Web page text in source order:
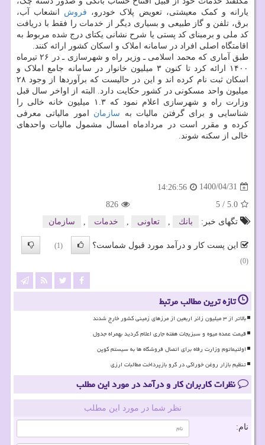
یارانه و کمک معیشتی، تعویض پلاک خودرو، فروش انشعاب آب،
برق، تلفن و گاز طبیعی و بسیاری دیگر از خدمات را فقط با دریافت
کد ملی و برمبنای کد پستی یا شرح نشانی یکتای درج شده مربوط به
اقامتگاه اصلی افراد در سامانه املاک و اسکان کشور ارائه کنند.
طبق آماری که محمد اسلامی ـ وزیر راه و شهرسازی ـ در ۲۶ تیرماه
۱۴۰۰ ارائه کرد تا کنون ۳ میلیون خانوار در سامانه جامع املاک و
اسکان ثبت نام کرده اند و این در حالیست که برآوردها از وجود ۲۸
میلیون واحد مسکونی در کشور حکایت دارد. البته از اواخر سال قبل
وزارت راه و شهرسازی اعلام نمود که ۱.۳ میلیون خانه خالی را
شناسایی و برای گرفتن مالیات به سازمان امور مالیاتی معرفی
کرده و مقرر است در مردادماه امسال مشمول مالیات واحدهای
خالی از سکنه شوند.
1400/04/31
14:26:56
5.0
/
5
826
تگهای خبر:
بانك , تعاونی , خدمات , سازمان
این پست کار و درآمد مورد قبول شماست؟
(1)
(0)
تازه ترین مطالب مرتبط
بالاتر از ۳ میلیون زائر اربعین از مرزهای زمینی کشور خارج شدند
قیمت عمده میوه و سبزیجات هفته جاری اعلام گردید بهمراه جدول
اولتیماتوم وزارت رفاه برای اتصال فروشگاه ها به سیستم کوپن
تنظیم بازار روغن خوراکی در گرو بازپرداخت مطالبات ارزی
نظرات کاربران کار و درآمد در مورد این مطلب
نظر شما در مورد این مطلب
نام: